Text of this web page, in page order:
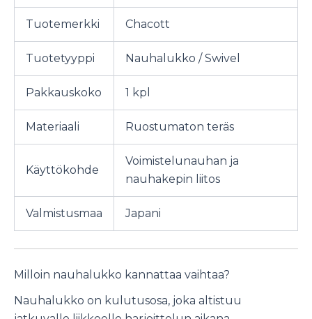
Tuotemerkki Chacott
Tuotetyyppi Nauhalukko / Swivel
Pakkauskoko 1 kpl
Materiaali Ruostumaton teräs
Käyttökohde
Voimistelunauhan ja
nauhakepin liitos
Valmistusmaa Japani
Milloin nauhalukko kannattaa vaihtaa?
Nauhalukko on kulutusosa, joka altistuu